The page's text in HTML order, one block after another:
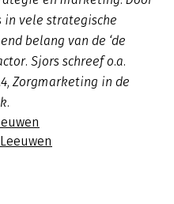
vele strategische
belang van de ‘de
Sjors schreef o.a.
Zorgmarketing in de